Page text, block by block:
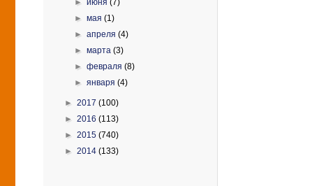
►мая(1)
►апреля(4)
►марта(3)
►февраля(8)
►января(4)
► 2017 (100)
► 2016 (113)
► 2015 (740)
► 2014 (133)